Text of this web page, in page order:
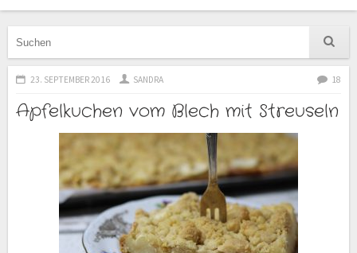
23. SEPTEMBER 2016 SANDRA 18
Apfelkuchen vom Blech mit Streuseln